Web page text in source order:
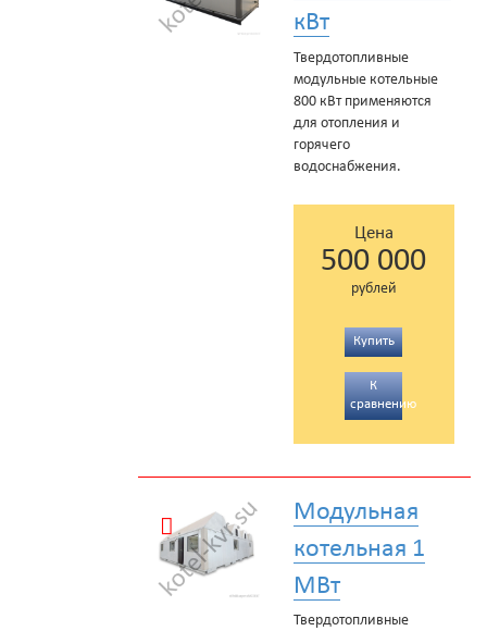
кВт
Твердотопливные
модульные котельные
800 кВт применяются
для отопления и
горячего
водоснабжения.
Цена
500 000
рублей
Купить
К
сравнению
Модульная
котельная 1
МВт
Твердотопливные